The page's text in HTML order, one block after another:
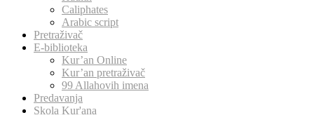
Caliphates
Arabic script
Pretraživač
E-biblioteka
Kur’an Online
Kur’an pretraživač
99 Allahovih imena
Predavanja
Skola Kur'ana